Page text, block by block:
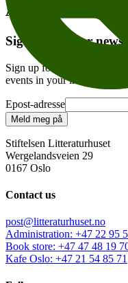
Andre anbefalte
Sign up for our
Sign up for our weekly
events in your inbox every
Epost-adresse
Meld meg på
Stiftelsen Litteraturhuset
Wergelandsveien 29
0167 Oslo
Contact us
post@litteraturhuset.no
Administration: +47 22 95
Book store: +47 47 48 19
Kafe Oslo: +47 21 54 85 71